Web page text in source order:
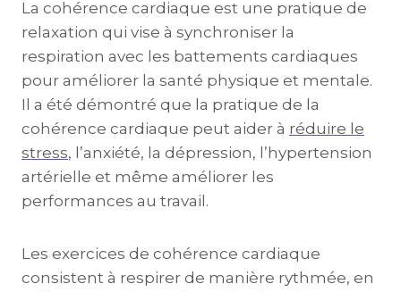
La cohérence cardiaque est une pratique de
relaxation qui vise à synchroniser la
respiration avec les battements cardiaques
pour améliorer la santé physique et mentale.
Il a été démontré que la pratique de la
cohérence cardiaque peut aider à réduire le
stress, l’anxiété, la dépression, l’hypertension
artérielle et même améliorer les
performances au travail.
Les exercices de cohérence cardiaque
consistent à respirer de manière rythmée, en